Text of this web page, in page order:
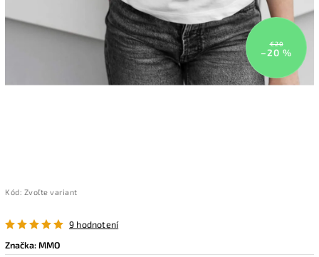
€20
–20 %
Kód: Zvoľte variant
9 hodnotení
Značka:MMO